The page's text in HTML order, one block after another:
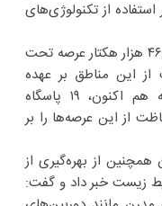
از تکنولوژی‌های
فرمانپور با اشاره به اینکه لرستان بالغ بر ۴۶۰ هزار هکتار عرصه تحت
این مناطق بر عهده
سازمان محیط زیست استان است که هم اکنون، ۱۹ پاسگاه
حفاظت از این عرصه‌ها را بر
از بهره‌گیری از
زیست خبر داد و گفت: